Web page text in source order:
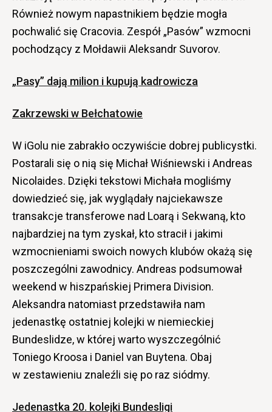
Również nowym napastnikiem będzie mogła
pochwalić się Cracovia. Zespół „Pasów” wzmocni
pochodzący z Mołdawii Aleksandr Suvorov.
„Pasy” dają milion i kupują kadrowicza
Zakrzewski w Bełchatowie
W iGolu nie zabrakło oczywiście dobrej publicystki.
Postarali się o nią się Michał Wiśniewski i Andreas
Nicolaides. Dzięki tekstowi Michała mogliśmy
dowiedzieć się, jak wyglądały najciekawsze
transakcje transferowe nad Loarą i Sekwaną, kto
najbardziej na tym zyskał, kto stracił i jakimi
wzmocnieniami swoich nowych klubów okażą się
poszczególni zawodnicy. Andreas podsumował
weekend w hiszpańskiej Primera Division.
Aleksandra natomiast przedstawiła nam
jedenastkę ostatniej kolejki w niemieckiej
Bundeslidze, w której warto wyszczególnić
Toniego Kroosa i Daniel van Buytena. Obaj
w zestawieniu znaleźli się po raz siódmy.
Jedenastka 20. kolejki Bundesligi